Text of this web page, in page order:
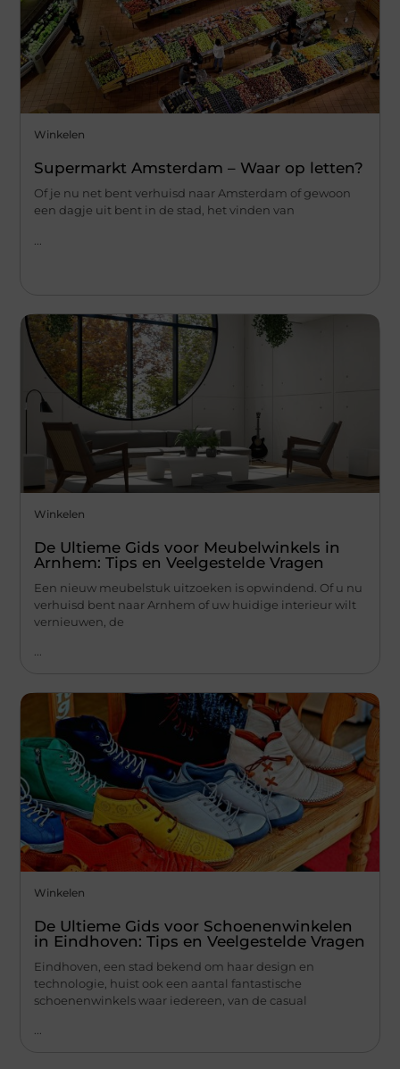
Winkelen
Supermarkt Amsterdam – Waar op letten?
Of je nu net bent verhuisd naar Amsterdam of gewoon
een dagje uit bent in de stad, het vinden van
Winkelen
De Ultieme Gids voor Meubelwinkels in
Arnhem: Tips en Veelgestelde Vragen
Een nieuw meubelstuk uitzoeken is opwindend. Of u nu
verhuisd bent naar Arnhem of uw huidige interieur wilt
vernieuwen, de
Winkelen
De Ultieme Gids voor Schoenenwinkelen
in Eindhoven: Tips en Veelgestelde Vragen
Eindhoven, een stad bekend om haar design en
technologie, huist ook een aantal fantastische
schoenenwinkels waar iedereen, van de casual
...